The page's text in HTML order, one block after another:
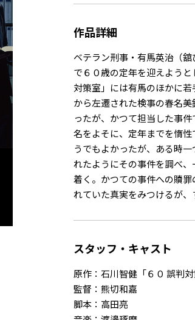
作品詳細
ベテラン刑事・有馬英治（
で６０歳の定年を迎えよう
対策室」には有馬のほかに
から左遷された検事の春名
ったが、かつて担当した事
名をよそに、定年までを惰
うでもよかったが、ある時
れたようにその事件を調べ
着く。かつての事件への贖
れていた真実をみつけるが、
スタッフ・キャスト
原作：石川智健「６０ 誤判
監督：熊切和嘉
脚本：高田亮